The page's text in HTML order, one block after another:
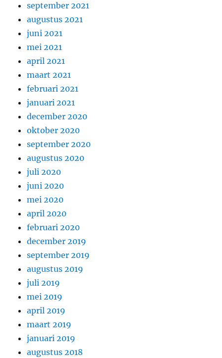
september 2021
augustus 2021
juni 2021
mei 2021
april 2021
maart 2021
februari 2021
januari 2021
december 2020
oktober 2020
september 2020
augustus 2020
juli 2020
juni 2020
mei 2020
april 2020
februari 2020
december 2019
september 2019
augustus 2019
juli 2019
mei 2019
april 2019
maart 2019
januari 2019
augustus 2018